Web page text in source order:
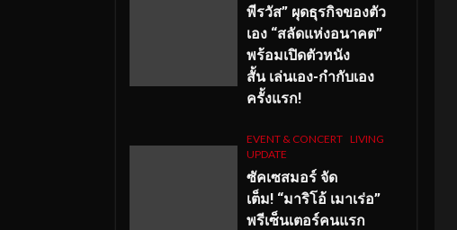
พีรวัส” ผุดธุรกิจของตัว
เอง “สลัดแห่งอนาคต”
พร้อมเปิดตัวหนัง
สั้น เล่นเอง-กำกับเอง
ครั้งแรก!
EVENT & CONCERT LIVING
UPDATE
ซัคเซสมอร์ จัด
เต็ม! “มาริโอ้ เมาเร่อ”
พรีเซ็นเตอร์คนแรก